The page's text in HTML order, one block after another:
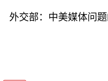
外交部：中美媒体问